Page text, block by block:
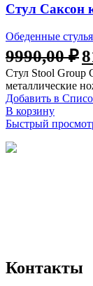
Стул Саксон
Обеденные стулья
9990,00₽
Стул Stool Group
металлические
Добавить в
В корзину
Быстрый
Контакты